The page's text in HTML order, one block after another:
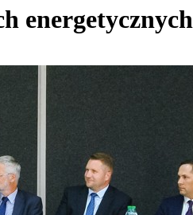
energetycznych